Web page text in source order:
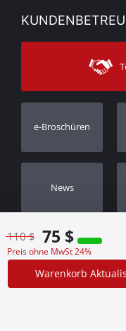
110 $ 75 $
Preis ohne MwSt 24%
Warenkorb
Sehen Sie unsere
Sitemap
Mein Konto
Versandarten
Kontakt
Kundendienst
Bestellung
Händler
e-Broschüren
Νews